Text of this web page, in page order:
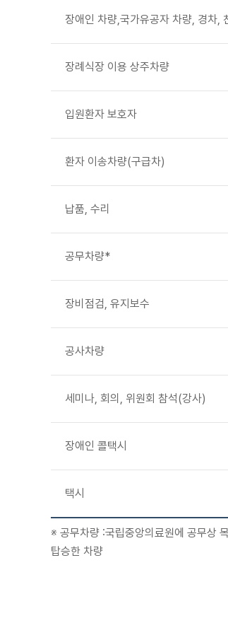
장애인 차량,국가유공자 차량, 경차,
장례식장 이용 상주차량
입원환자 보호자
환자 이송차량(구급차)
납품, 수리
공무차량*
장비점검, 유지보수
공사차량
세미나, 회의, 위원회 참석(강사)
장애인 콜택시
택시
※ 공무차량 :국립중앙의료원에 공무상
탑승한 차량